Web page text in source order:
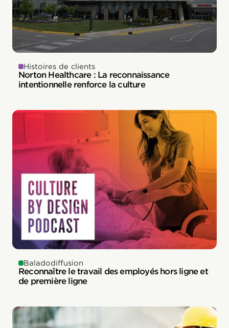
Histoires de clients
Norton Healthcare : La reconnaissance
intentionnelle renforce la culture
Baladodiffusion
Reconnaître le travail des employés hors ligne et
de première ligne